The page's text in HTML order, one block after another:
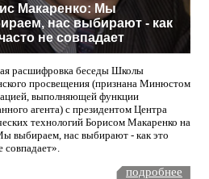
Макаренко: Мы
нас выбирают - как
не совпадает
расшифровка беседы Школы
просвещения (признана Минюстом
выполняющей функции
агента) с президентом Центра
технологий Борисом Макаренко на
выбираем, нас выбирают - как это
совпадает».
подробнее